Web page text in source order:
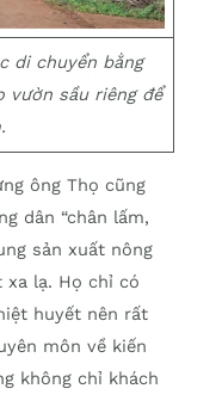
di chuyển bằng
vườn sầu riêng để
ông Thọ cũng
dân “chân lấm,
sản xuất nông
xa lạ. Họ chỉ có
huyết nên rất
môn về kiến
không chỉ khách